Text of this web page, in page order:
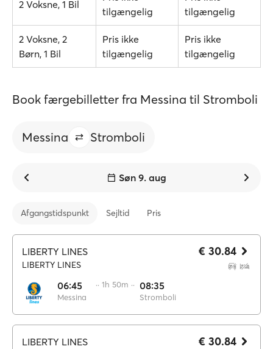
2 Voksne, 1 Bil
tilgængelig
tilgængelig
2 Voksne, 2
Børn, 1 Bil
Pris ikke
tilgængelig
Pris ikke
tilgængelig
Book færgebilletter fra Messina til Stromboli
Messina Stromboli
Søn 9. aug
Afgangstidspunkt Sejltid Pris
LIBERTY LINES
LIBERTY LINES
06:45
Messina
·· 1h 50m ·· 08:35
Stromboli
€ 30.84
LIBERTY LINES € 30.84